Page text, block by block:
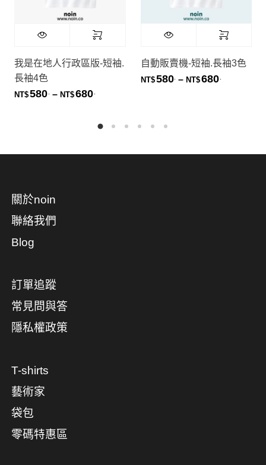
我是在地人行政區版-短袖.
長袖4色
NT$580 – NT$680價格範圍：NT$580. 到 NT$680.
自動販賣機-短袖.長袖3色
NT$580 – NT$680
關於noin
聯絡我們
Blog
訂單追蹤
常見問與答
隱私權政策
T-shirts
藝術家
袋包
零碼特惠區